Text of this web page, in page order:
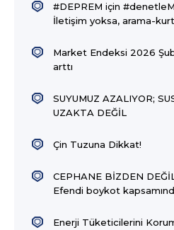
#DEPREM için
İletişim yoksa, arama-
Market Endeksi 2026
arttı
SUYUMUZ AZALIYOR;
UZAKTA DEĞİL
Çin Tuzuna Dikkat!
CEPHANE BİZDEN
Efendi boykot
Enerji Tüketicilerini